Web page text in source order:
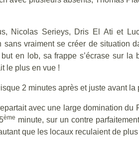
Nicolas Serieys, Dris El Ati et
sans vraiment se créer de situation
en lob, sa frappe s’écrase sur
le plus en vue !
2 minutes après et juste avant
avec une large domination
ème minute, sur un contre
que les locaux reculaient de